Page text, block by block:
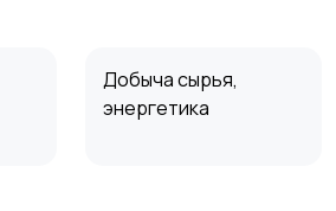
Добыча сырья,
энергетика